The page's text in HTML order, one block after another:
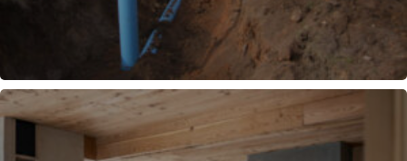
PUITS CANADIEN